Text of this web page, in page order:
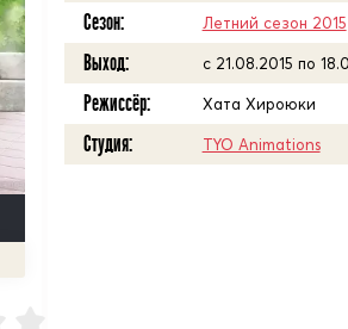
Сезон: Летний сезон 2015
Выход: c 21.08.2015 по
Режиссёр: Хата Хироюки
Студия: TYO Animations